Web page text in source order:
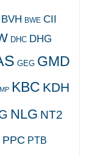
BVH BWE CII
DHC DHG
GEG GMD
IMP KBC KDH
NLG NT2
PPC PTB